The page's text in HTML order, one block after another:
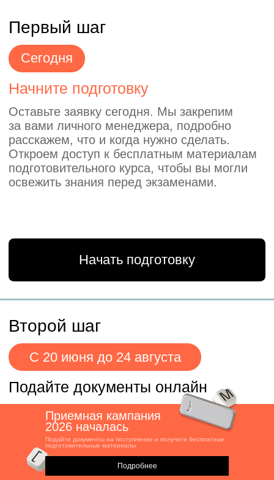
Приемная кампания
2026 началась
Подайте документы на поступление и получите бесплатные
подготовительные материалы
Подробнее
Подробнее